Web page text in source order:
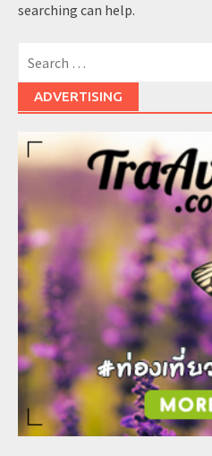
searching can help.
ADVERTISING